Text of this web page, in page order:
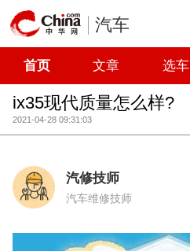
汽车
首页 文章 选车
ix35现代质量怎么样?
2021-04-28 09:31:03
汽修技师
汽车维修技师